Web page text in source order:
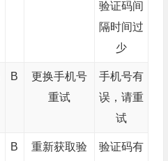
验证码间
隔时间过
少
B
更换手机号
重试
手机号有
误，请重
试
B
重新获取验
验证码有